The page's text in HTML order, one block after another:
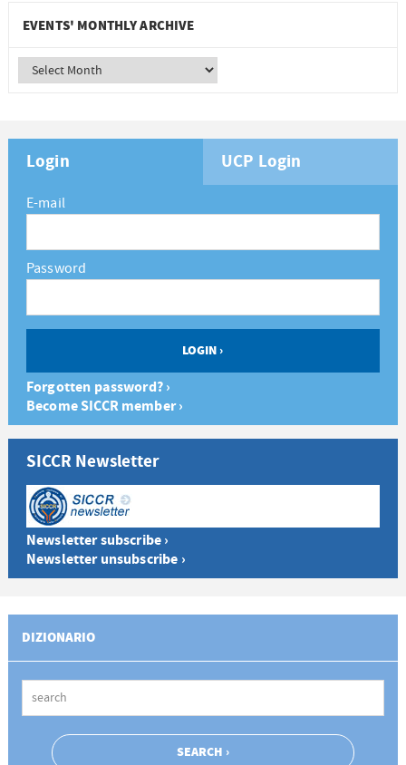
EVENTS' MONTHLY ARCHIVE
Login UCP Login
E-mail
Password
Forgotten password? ›
Become SICCR member ›
SICCR Newsletter
Newsletter subscribe ›
Newsletter unsubscribe ›
DIZIONARIO